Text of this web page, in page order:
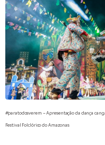
#paratodosverem – Apresentação da dança
Festival Folclórico do Amazonas